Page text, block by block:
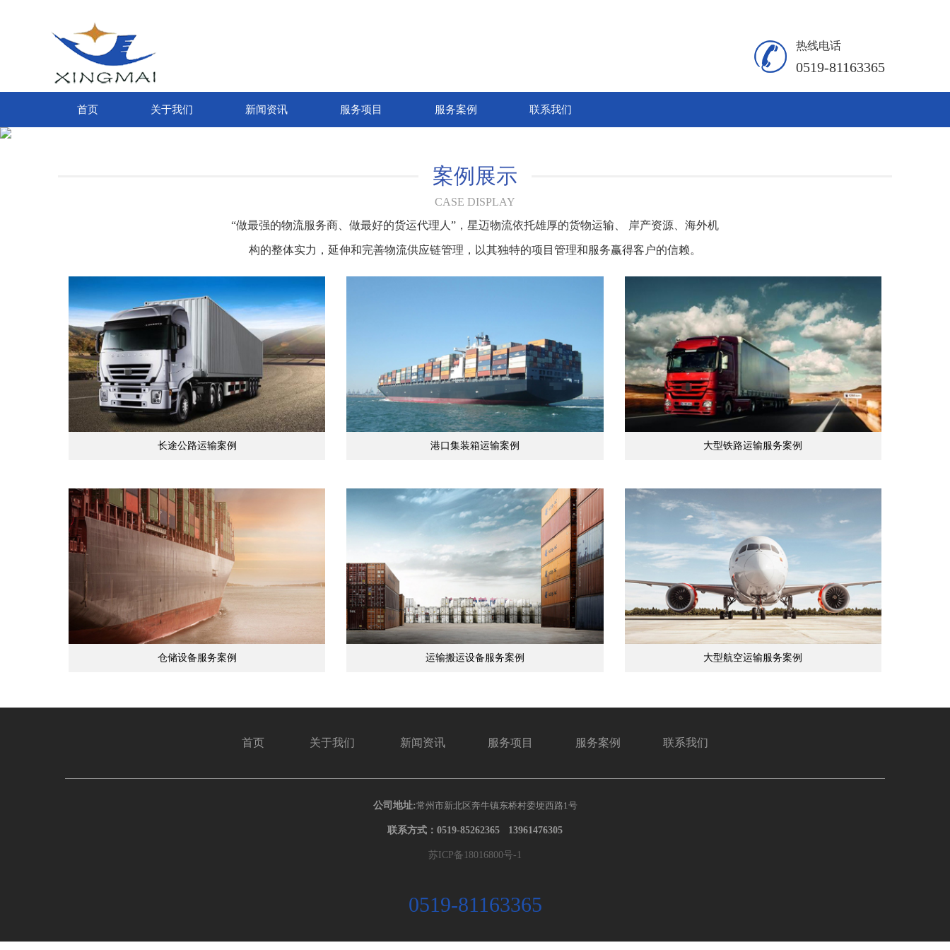
热线电话
0519-81163365
首页 关于我们 新闻资讯 服务项目 服务案例 联系我们
案例展示
CASE DISPLAY
“做最强的物流服务商、做最好的货运代理人”，星迈物流依托雄厚的货物运输、 岸产资源、海外机
构的整体实力，延伸和完善物流供应链管理，以其独特的项目管理和服务赢得客户的信赖。
长途公路运输案例 港口集装箱运输案例 大型铁路运输服务案例
仓储设备服务案例 运输搬运设备服务案例 大型航空运输服务案例
首页 关于我们 新闻资讯 服务项目 服务案例 联系我们
公司地址:常州市新北区奔牛镇东桥村委埂西路1号
联系方式：0519-85262365 13961476305
苏ICP备18016800号-1
0519-81163365